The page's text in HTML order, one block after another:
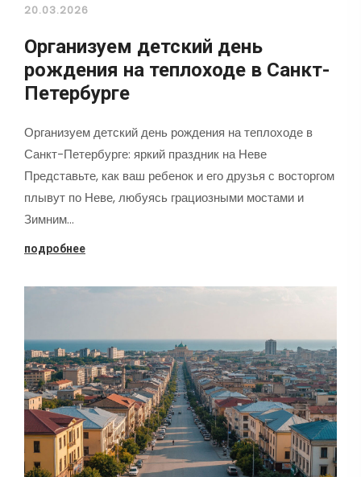
20.03.2026
Организуем детский день
рождения на теплоходе в Санкт-
Петербурге
Организуем детский день рождения на теплоходе в
Санкт-Петербурге: яркий праздник на Неве
Представьте, как ваш ребенок и его друзья с восторгом
плывут по Неве, любуясь грациозными мостами и
Зимним…
подробнее